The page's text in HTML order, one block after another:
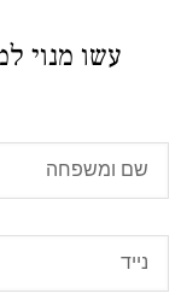
עשו מנוי